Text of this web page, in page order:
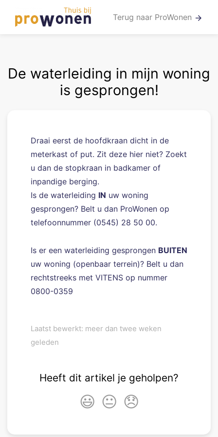
Terug naar ProWonen arrow_forward
De waterleiding in mijn woning
is gesprongen!
Draai eerst de hoofdkraan dicht in de
meterkast of put. Zit deze hier niet? Zoekt
u dan de stopkraan in badkamer of
inpandige berging.
Is de waterleiding IN uw woning
gesprongen? Belt u dan ProWonen op
telefoonnummer (0545) 28 50 00.
Is er een waterleiding gesprongen BUITEN
uw woning (openbaar terrein)? Belt u dan
rechtstreeks met VITENS op nummer
0800-0359
Laatst bewerkt: meer dan twee weken
geleden
Heeft dit artikel je geholpen?
😃 😐 😞